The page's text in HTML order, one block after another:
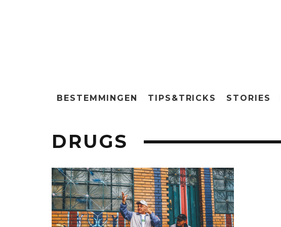
BESTEMMINGEN TIPS&TRICKS STORIES
DRUGS